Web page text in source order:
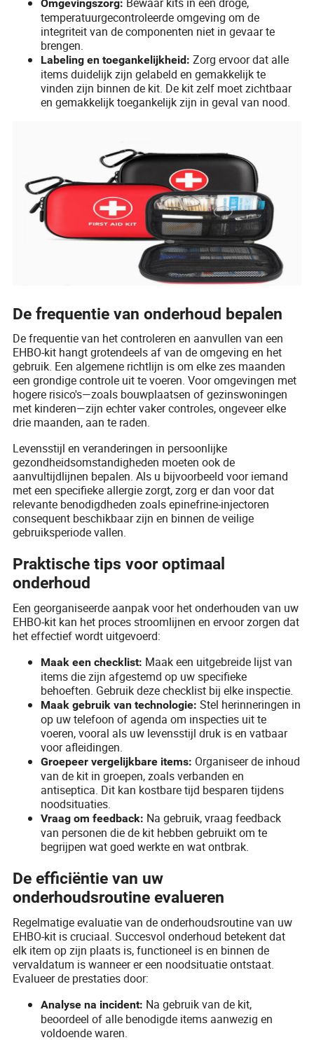
Omgevingszorg:
temperatuurgecontroleerde omgeving om de
integriteit van de componenten niet in gevaar te
brengen.
Labeling en toegankelijkheid: Zorg ervoor dat alle
items duidelijk zijn gelabeld en gemakkelijk te
vinden zijn binnen de kit. De kit zelf moet zichtbaar
en gemakkelijk toegankelijk zijn in geval van nood.
De frequentie van onderhoud bepalen
De frequentie van het controleren en aanvullen van een
EHBO-kit hangt grotendeels af van de omgeving en het
gebruik. Een algemene richtlijn is om elke zes maanden
een grondige controle uit te voeren. Voor omgevingen met
hogere risico's—zoals bouwplaatsen of gezinswoningen
met kinderen—zijn echter vaker controles, ongeveer elke
drie maanden, aan te raden.
Levensstijl en veranderingen in persoonlijke
gezondheidsomstandigheden moeten ook de
aanvultijdlijnen bepalen. Als u bijvoorbeeld voor iemand
met een specifieke allergie zorgt, zorg er dan voor dat
relevante benodigdheden zoals epinefrine-injectoren
consequent beschikbaar zijn en binnen de veilige
gebruiksperiode vallen.
Praktische tips voor optimaal
onderhoud
Een georganiseerde aanpak voor het onderhouden van uw
EHBO-kit kan het proces stroomlijnen en ervoor zorgen dat
het effectief wordt uitgevoerd:
Maak een checklist: Maak een uitgebreide lijst van
items die zijn afgestemd op uw specifieke
behoeften. Gebruik deze checklist bij elke inspectie.
Maak gebruik van technologie: Stel herinneringen in
op uw telefoon of agenda om inspecties uit te
voeren, vooral als uw levensstijl druk is en vatbaar
voor afleidingen.
Groepeer vergelijkbare items: Organiseer de inhoud
van de kit in groepen, zoals verbanden en
antiseptica. Dit kan kostbare tijd besparen tijdens
noodsituaties.
Vraag om feedback: Na gebruik, vraag feedback
van personen die de kit hebben gebruikt om te
begrijpen wat goed werkte en wat ontbrak.
De efficiëntie van uw
onderhoudsroutine evalueren
Regelmatige evaluatie van de onderhoudsroutine van uw
EHBO-kit is cruciaal. Succesvol onderhoud betekent dat
elk item op zijn plaats is, functioneel is en binnen de
vervaldatum is wanneer er een noodsituatie ontstaat.
Evalueer de prestaties door:
Analyse na incident: Na gebruik van de kit,
beoordeel of alle benodigde items aanwezig en
voldoende waren.